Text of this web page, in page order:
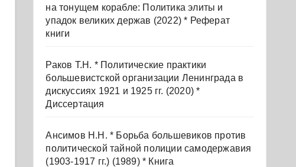
на тонущем корабле: Политика элиты и
упадок великих держав (2022) * Реферат
книги
Раков Т.Н. * Политические практики
большевистской организации Ленинграда в
дискуссиях 1921 и 1925 гг. (2020) *
Диссертация
Ансимов Н.Н. * Борьба большевиков против
политической тайной полиции самодержавия
(1903-1917 гг.) (1989) * Книга